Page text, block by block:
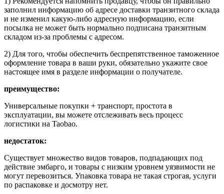
заполнил информацию об адресе доставки транзитного склада
и не изменил какую-либо адресную информацию, если
посылка не может быть нормально подписана транзитным
складом из-за проблемы с адресом.
2) Для того, чтобы обеспечить беспрепятственное таможенное
оформление товара в ваши руки, обязательно укажите свое
настоящее имя в разделе информации о получателе.
преимущество:
Универсальные покупки + транспорт, простота в
эксплуатации, вы можете отслеживать весь процесс
логистики на Taobao.
недостаток:
Существует множество видов товаров, подпадающих под
действие эмбарго, и товары с низким уровнем уязвимости не
могут перевозиться. Упаковка товара не такая строгая, услуги
по распаковке и досмотру нет.